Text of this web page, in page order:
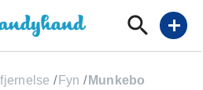
add
/ Fyn / Munkebo